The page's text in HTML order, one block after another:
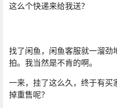
这么个快递来给我送？
找了闲鱼，闲鱼客服就一溜劲
拍。我当然是不肯的啊。
一来，挂了这么久，终于有买
掉重售呢？